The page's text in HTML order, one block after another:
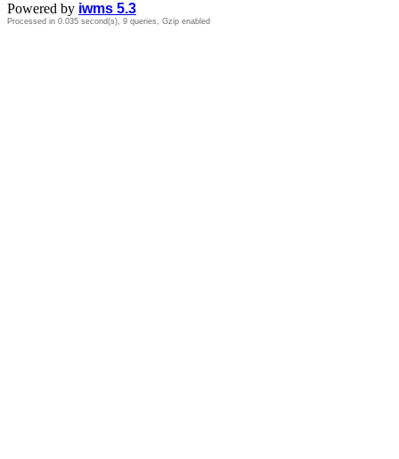
Powered by iwms 5.3
Processed in 0.035 second(s), 9 queries, Gzip enabled